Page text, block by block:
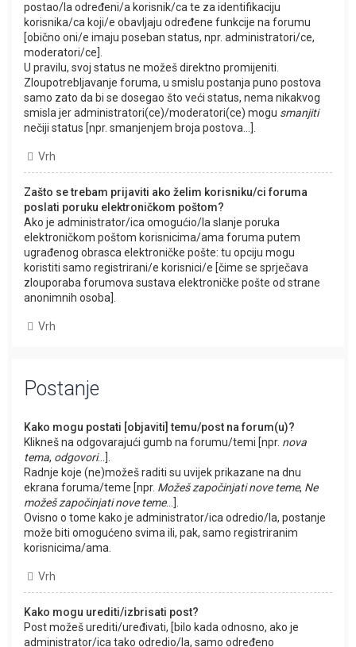
postao/la određeni/a korisnik/ca te za identifikaciju
korisnika/ca koji/e obavljaju određene funkcije na forumu
[obično oni/e imaju poseban status, npr. administratori/ce,
moderatori/ce].
U pravilu, svoj status ne možeš direktno promijeniti.
Zloupotrebljavanje foruma, u smislu postanja puno postova
samo zato da bi se dosegao što veći status, nema nikakvog
smisla jer administratori(ce)/moderatori(ce) mogu smanjiti
nečiji status [npr. smanjenjem broja postova...].
Vrh
Zašto se trebam prijaviti ako želim korisniku/ci foruma
poslati poruku elektroničkom poštom?
Ako je administrator/ica omogućio/la slanje poruka
elektroničkom poštom korisnicima/ama foruma putem
ugrađenog obrasca elektroničke pošte: tu opciju mogu
koristiti samo registrirani/e korisnici/e [čime se sprječava
zlouporaba forumova sustava elektroničke pošte od strane
anonimnih osoba].
Vrh
Postanje
Kako mogu postati [objaviti] temu/post na forum(u)?
Klikneš na odgovarajući gumb na forumu/temi [npr. nova
tema, odgovori...].
Radnje koje (ne)možeš raditi su uvijek prikazane na dnu
ekrana foruma/teme [npr. Možeš započinjati nove teme, Ne
možeš započinjati nove teme...].
Ovisno o tome kako je administrator/ica odredio/la, postanje
može biti omogućeno svima ili, pak, samo registriranim
korisnicima/ama.
Vrh
Kako mogu urediti/izbrisati post?
Post možeš urediti/uređivati, [bilo kada odnosno, ako je
administrator/ica tako odredio/la, samo određeno